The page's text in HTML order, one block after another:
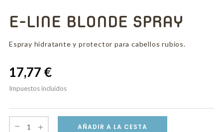
E-LINE BLONDE SPRAY
Espray hidratante y protector para cabellos rubios.
17,77 €
Impuestos incluidos
AÑADIR A LA CESTA